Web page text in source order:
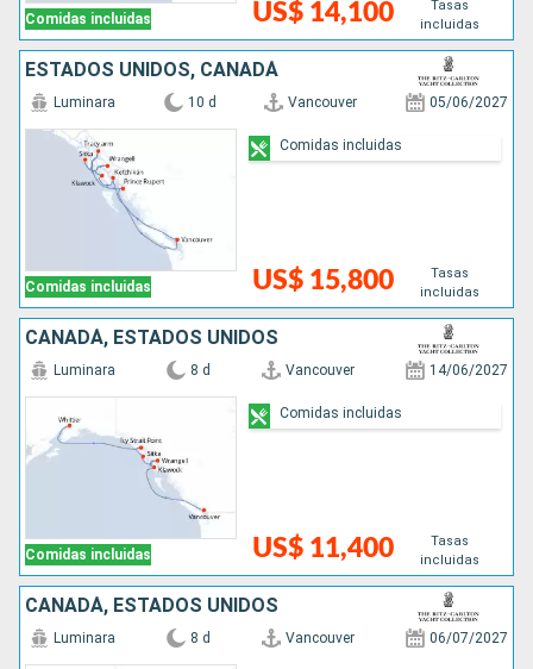
Comidas incluidas US$ 14,100
Tasas
incluidas
ESTADOS UNIDOS, CANADÁ
Comidas incluidas
Luminara 10 d Vancouver 05/06/2027
US$ 15,800
Tasas
incluidas
Comidas incluidas
CANADÁ, ESTADOS UNIDOS
Comidas incluidas
Luminara 8 d Vancouver 14/06/2027
US$ 11,400
Tasas
incluidas
Comidas incluidas
CANADÁ, ESTADOS UNIDOS
Luminara 8 d Vancouver 06/07/2027